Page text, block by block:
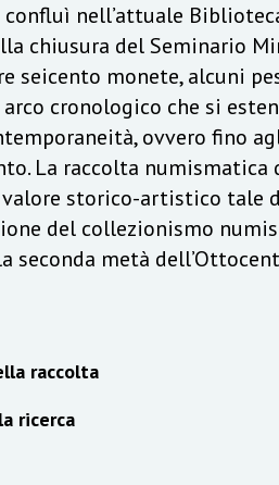
nell’attuale
chiusura del Seminario
seicento monete, alcuni
cronologico che si
ovvero fino
La raccolta numismatica
storico-artistico tale
del collezionismo
seconda metà
raccolta
ricerca